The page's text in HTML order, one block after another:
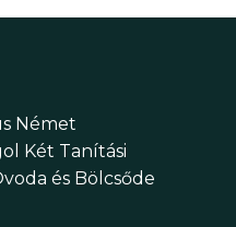
Német
Két Tanítási
és Bölcsőde